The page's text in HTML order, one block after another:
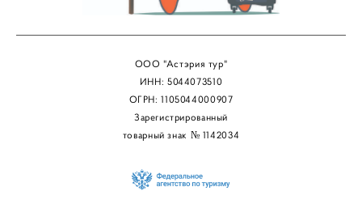
ООО "Астэрия тур"
ИНН: 5044073510
ОГРН: 1105044000907
Зарегистрированный
товарный знак № 1142034